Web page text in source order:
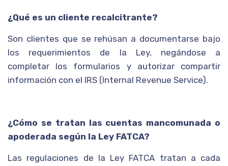
¿Qué es un cliente recalcitrante?
Son clientes que se rehúsan a documentarse bajo
los requerimientos de la Ley, negándose a
completar los formularios y autorizar compartir
información con el IRS (Internal Revenue Service).
¿Cómo se tratan las cuentas mancomunada o
apoderada según la Ley FATCA?
Las regulaciones de la Ley FATCA tratan a cada